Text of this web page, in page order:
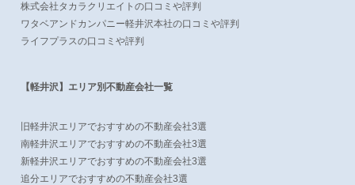
株式会社タカラクリエイトの口コミや評判
ワタベアンドカンパニー軽井沢本社の口コミや評判
ライフプラスの口コミや評判
【軽井沢】エリア別不動産会社一覧
旧軽井沢エリアでおすすめの不動産会社3選
南軽井沢エリアでおすすめの不動産会社3選
新軽井沢エリアでおすすめの不動産会社3選
追分エリアでおすすめの不動産会社3選